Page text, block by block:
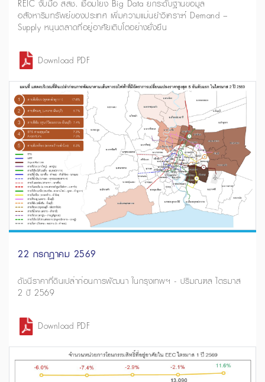
REIC จับมือ สสช. เชื่อมโยง Big Data ยกระดับฐานข้อมูล
อสังหาริมทรัพย์ของประเทศ เพิ่มความแม่นยำวิเคราะห์ Demand –
Supply หนุนตลาดที่อยู่อาศัยเติบโตอย่างยั่งยืน
Download PDF
22 กรกฎาคม 2569
ดัชนีราคาที่ดินเปล่าก่อนการพัฒนา ในกรุงเทพฯ - ปริมณฑล ไตรมาส
2 ปี 2569
Download PDF